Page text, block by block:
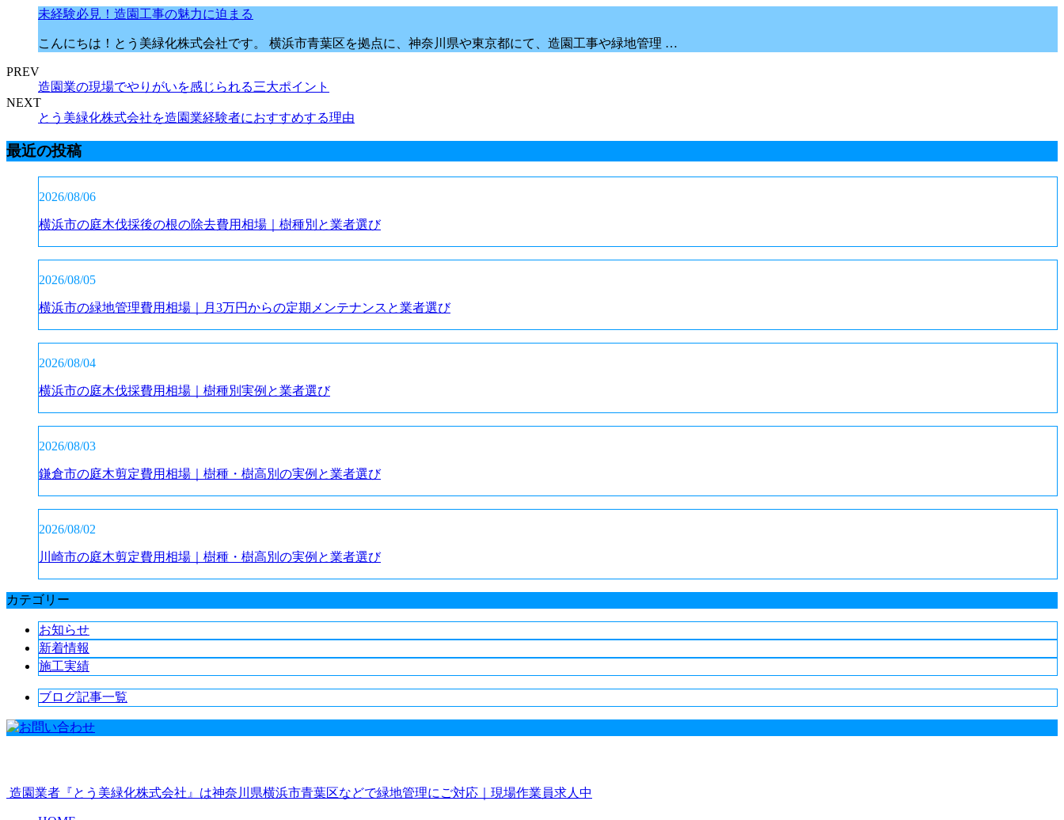
未経験必見！造園工事の魅力に迫まる
こんにちは！とう美緑化株式会社です。 横浜市青葉区を拠点に、神奈川県や東京都にて、造園工事や緑地管理 …
PREV
造園業の現場でやりがいを感じられる三大ポイント
NEXT
とう美緑化株式会社を造園業経験者におすすめする理由
最近の投稿
2026/08/06
横浜市の庭木伐採後の根の除去費用相場｜樹種別と業者選び
2026/08/05
横浜市の緑地管理費用相場｜月3万円からの定期メンテナンスと業者選び
2026/08/04
横浜市の庭木伐採費用相場｜樹種別実例と業者選び
2026/08/03
鎌倉市の庭木剪定費用相場｜樹種・樹高別の実例と業者選び
2026/08/02
川崎市の庭木剪定費用相場｜樹種・樹高別の実例と業者選び
カテゴリー
お知らせ
新着情報
施工実績
ブログ記事一覧
造園業者『とう美緑化株式会社』は神奈川県横浜市青葉区などで緑地管理にご対応｜現場作業員求人中